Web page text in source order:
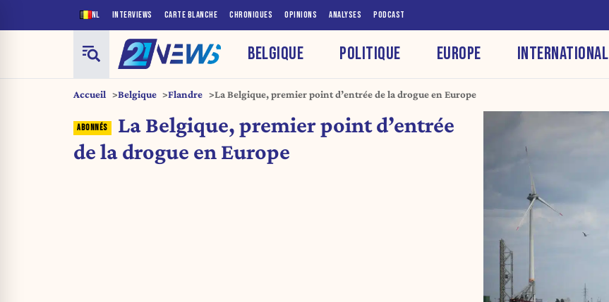
NL INTERVIEWS CARTE BLANCHE CHRONIQUES OPINIONS ANALYSES PODCAST
BELGIQUE POLITIQUE EUROPE INTERNATIONAL
Accueil Belgique Flandre La Belgique, premier point d’entrée de la drogue en Europe
La Belgique, premier point d’entrée
de la drogue en Europe